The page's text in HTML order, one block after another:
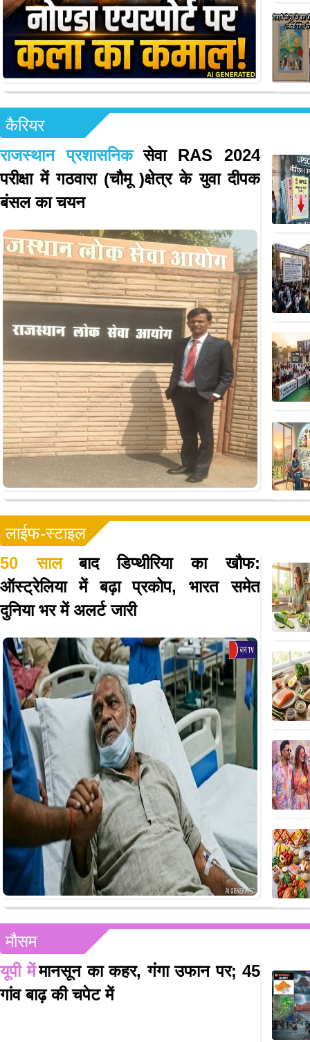
कैरियर
राजस्थान प्रशासनिक सेवा RAS 2024
परीक्षा में गठवारा (चौमू )क्षेत्र के युवा दीपक
बंसल का चयन
लाईफ-स्टाइल
50 साल
बाद डिप्थीरिया का खौफ:
ऑस्ट्रेलिया में बढ़ा प्रकोप, भारत समेत
दुनिया भर में अलर्ट जारी
मौसम
यूपी में मानसून का कहर, गंगा उफान पर; 45
गांव बाढ़ की चपेट में